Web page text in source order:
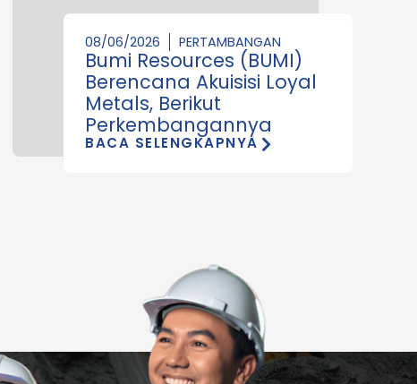
08/06/2026 PERTAMBANGAN
Bumi Resources (BUMI)
Berencana Akuisisi Loyal
Metals, Berikut
Perkembangannya
BACA SELENGKAPNYA